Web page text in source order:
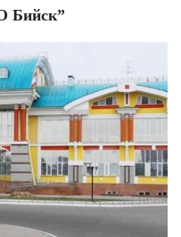
Бийск”